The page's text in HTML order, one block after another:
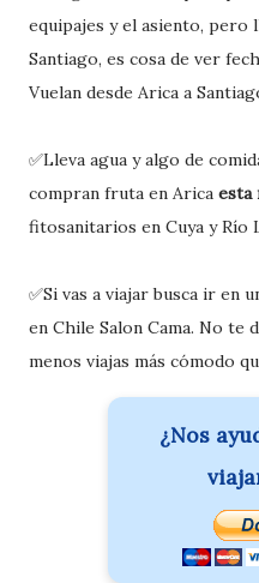
equipajes y el asiento, pero
Santiago, es cosa de ver
Vuelan desde Arica a
✅Lleva agua y algo de
compran fruta en Arica esta
fitosanitarios en Cuya y Río
✅Si vas a viajar busca ir en
en Chile Salon Cama. No te
menos viajas más cómodo
¿Nos ayudas a seguir